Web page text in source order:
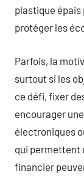
plastique
protéger les
Parfois, la
surtout si les
ce défi, fixer
encourager
électroniques
qui permettent
financier